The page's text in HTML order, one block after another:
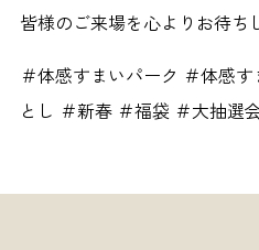
皆様のご来場を心よりお待ち
＃体感すまいパーク ＃体感
とし ＃新春 ＃福袋 ＃大抽選